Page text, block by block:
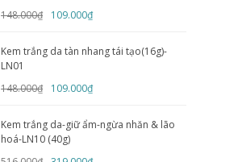
148.000₫
109.000₫
Kem trắng da tàn nhang tái tạo(16g)-
LN01
148.000₫
109.000₫
Kem trắng da-giữ ẩm-ngừa nhăn & lão
hoá-LN10 (40g)